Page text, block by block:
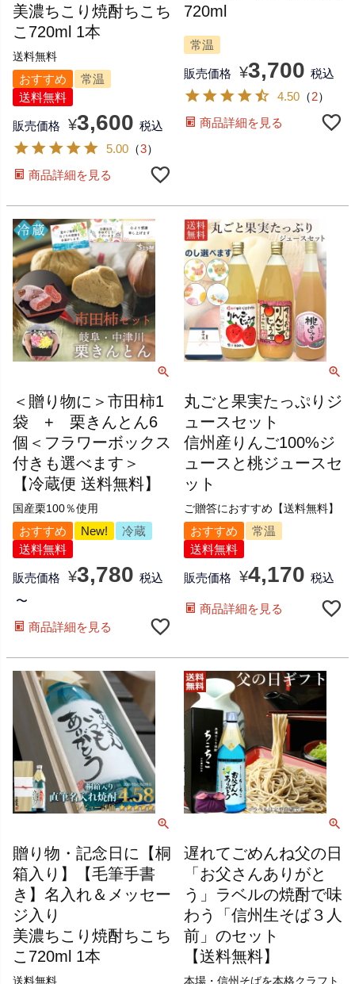
送料無料
美濃ちこり焼酎ちこち
こ720ml 1本
おすすめ
常温
送料無料
販売価格 ¥3,600 税込
5.00 （3）
商品詳細を見る
720ml
常温
販売価格 ¥3,700 税込
4.50 （2）
商品詳細を見る
国産栗100％使用
＜贈り物に＞市田柿1
袋 + 栗きんとん6
個＜フラワーボックス
付きも選べます＞
【冷蔵便 送料無料】
おすすめ New!
冷蔵
送料無料
販売価格 ¥3,780 税込
〜
商品詳細を見る
ご贈答におすすめ【送料無料】
丸ごと果実たっぷりジ
ュースセット
信州産りんご100%ジ
ュースと桃ジュースセ
ット
おすすめ
常温
送料無料
販売価格 ¥4,170 税込
商品詳細を見る
送料無料
贈り物・記念日に【桐
箱入り】【毛筆手書
き】名入れ＆メッセー
ジ入り
美濃ちこり焼酎ちこち
こ720ml 1本
本場・信州そばを本格クラフト
遅れてごめんね父の日
「お父さんありがと
う」ラベルの焼酎で味
わう「信州生そば３人
前」のセット
【送料無料】